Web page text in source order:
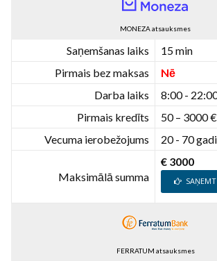
MONEZA atsauksmes
Saņemšanas laiks
15 min
Pirmais bez maksas
Nē
Darba laiks
8:00 -
Pirmais kredīts
50 – 3000 €
Vecuma ierobežojums
20 - 70 gadi
Maksimālā summa
€ 3000
SAŅEMT
FERRATUM atsauksmes